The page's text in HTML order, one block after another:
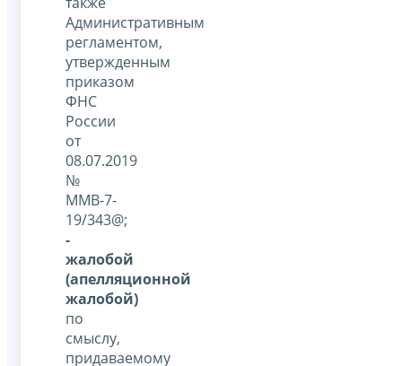
Административным
регламентом,
утвержденным
приказом
ФНС
России
от
08.07.2019
№
ММВ-7-
19/343@;
-
жалобой
(апелляционной
жалобой)
по
смыслу,
придаваемому